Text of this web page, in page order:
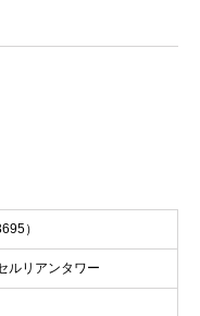
）
リアンタワー